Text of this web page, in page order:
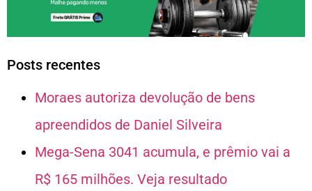
Posts recentes
Moraes autoriza devolução de bens
apreendidos de Daniel Silveira
Mega-Sena 3041 acumula, e prêmio vai a
R$ 165 milhões. Veja resultado